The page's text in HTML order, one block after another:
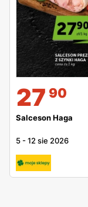
27 90
Salceson Haga
5 -12 sie 2026